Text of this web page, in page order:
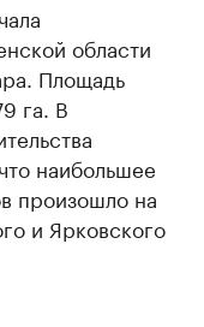
области
Площадь
га. В
наибольшее
произошло на
и Ярковского